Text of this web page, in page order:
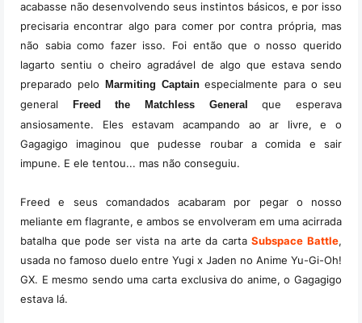
acabasse não desenvolvendo seus instintos básicos, e por isso
precisaria encontrar algo para comer por contra própria, mas
não sabia como fazer isso. Foi então que o nosso querido
lagarto sentiu o cheiro agradável de algo que estava sendo
preparado pelo
Marmiting Captainespecialmente para o seu
general
Freed the Matchless General
que esperava
ansiosamente. Eles estavam acampando ao ar livre, e o
Gagagigo imaginou que pudesse roubar a comida e sair
impune. E ele tentou... mas não conseguiu.
Freed e seus comandados acabaram por pegar o nosso
meliante em flagrante, e ambos se envolveram em uma acirrada
batalha que pode ser vista na arte da cartaSubspace Battle,
usada no famoso duelo entre Yugi x Jaden no Anime Yu-Gi-Oh!
GX. E mesmo sendo uma carta exclusiva do anime, o Gagagigo
estava lá.